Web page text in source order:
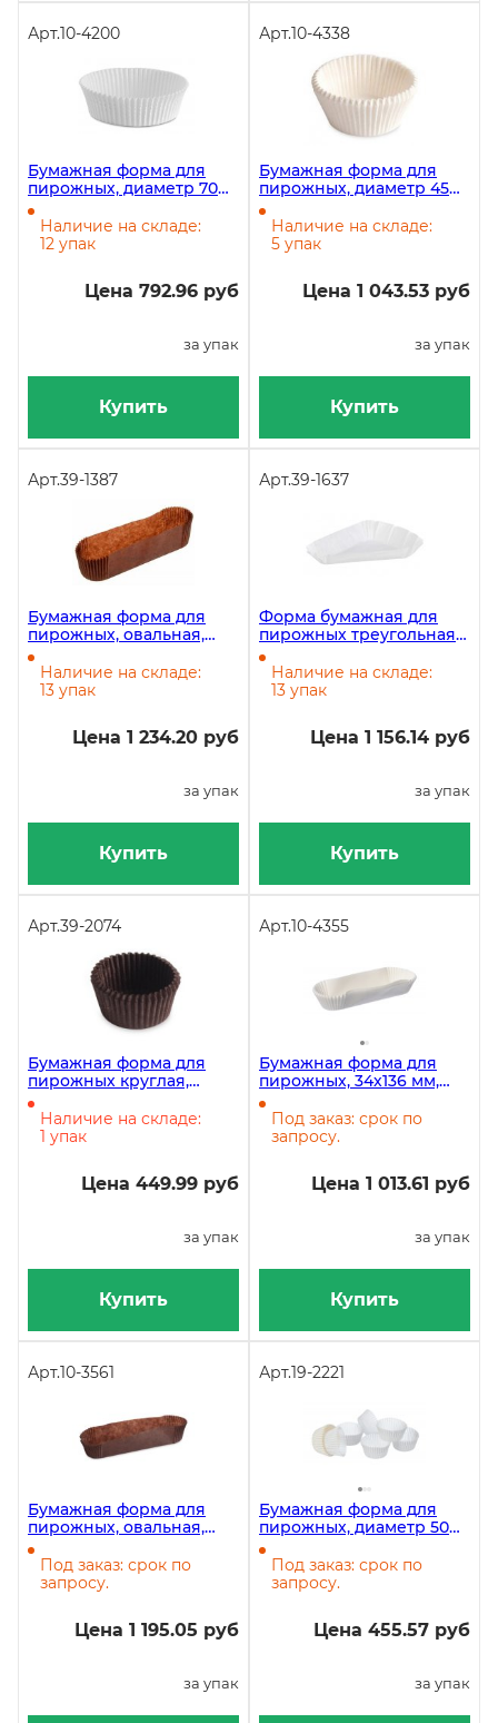
Арт.10-4200
Бумажная форма для
пирожных, диаметр 70
мм, высота 25 мм,
круглая, белая, 1000 штук
Наличие на складе:
12 упак
Цена 792.96 руб
за упак
Купить
Арт.10-4338
Бумажная форма для
пирожных, диаметр 45
мм, высота 26 мм,
круглая, белая, 2000
штук
Наличие на складе:
5 упак
Цена 1 043.53 руб
за упак
Купить
Арт.39-1387
Бумажная форма для
пирожных, овальная,
35х136 мм, высота 27 мм,
коричневая, 1000 штук
Наличие на складе:
13 упак
Цена 1 234.20 руб
за упак
Купить
Арт.39-1637
Форма бумажная для
пирожных треугольная
102х102х75 мм, высота 25
мм, белая, 1000 штук
Наличие на складе:
13 упак
Цена 1 156.14 руб
за упак
Купить
Арт.39-2074
Бумажная форма для
пирожных круглая,
диаметр 30 мм, высота 18
мм, коричневая, 1000
штук
Наличие на складе:
1 упак
Цена 449.99 руб
за упак
Купить
Арт.10-4355
Бумажная форма для
пирожных, 34х136 мм,
высота 26,5 мм, овальная,
белая, 1000 штук
Под заказ: срок по
запросу.
Цена 1 013.61 руб
за упак
Купить
Арт.10-3561
Бумажная форма для
пирожных, овальная,
34х136 мм, высота 26,5
мм, коричневая, 1000
штук в упаковке
Под заказ: срок по
запросу.
Цена 1 195.05 руб
за упак
Арт.19-2221
Бумажная форма для
пирожных, диаметр 50
мм, высота 30 мм,
круглая, белая, 1000 штук
Под заказ: срок по
запросу.
Цена 455.57 руб
за упак